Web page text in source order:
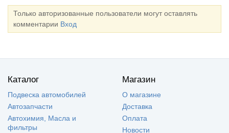
Только авторизованные пользователи могут оставлять
комментарии Вход
Каталог
Подвеска автомобилей
Автозапчасти
Автохимия, Масла и
фильтры
Магазин
О магазине
Доставка
Оплата
Новости